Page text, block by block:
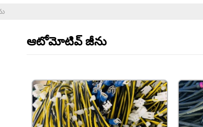
ఆటోమోటివ్ జీను